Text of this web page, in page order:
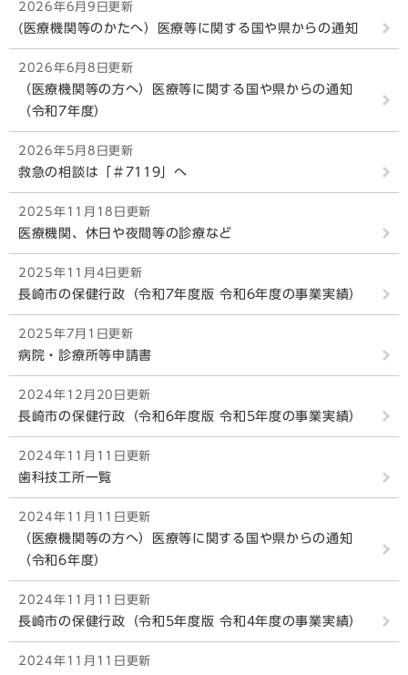
2026年6月9日更新
(医療機関等のかたへ）医療等に関する国や県からの通知
2026年6月8日更新
（医療機関等の方へ）医療等に関する国や県からの通知
（令和7年度）
2026年5月8日更新
救急の相談は「＃7119」へ
2025年11月18日更新
医療機関、休日や夜間等の診療など
2025年11月4日更新
長崎市の保健行政（令和7年度版 令和6年度の事業実績）
2025年7月1日更新
病院・診療所等申請書
2024年12月20日更新
長崎市の保健行政（令和6年度版 令和5年度の事業実績）
2024年11月11日更新
歯科技工所一覧
2024年11月11日更新
（医療機関等の方へ）医療等に関する国や県からの通知
（令和6年度）
2024年11月11日更新
長崎市の保健行政（令和5年度版 令和4年度の事業実績）
2024年11月11日更新